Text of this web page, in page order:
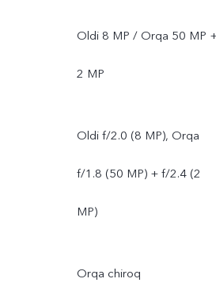
Oldi 8 MP / Orqa 50 MP
2 MP
Oldi f/2.0 (8 MP), Orqa
f/1.8 (50 MP) + f/2.4 (2
MP)
Orqa chiroq